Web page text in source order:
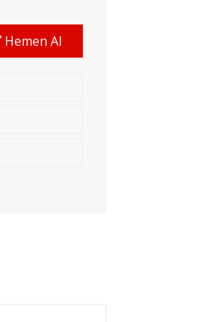
Hemen Al